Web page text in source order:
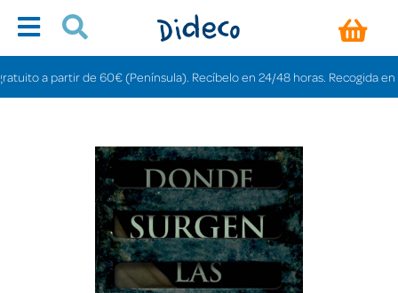
a partir de 60€ (Península). Recíbelo en 24/48 horas. Recogida en